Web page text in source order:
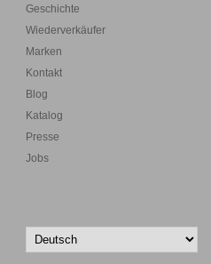
Geschichte
Wiederverkäufer
Marken
Kontakt
Blog
Katalog
Presse
Jobs